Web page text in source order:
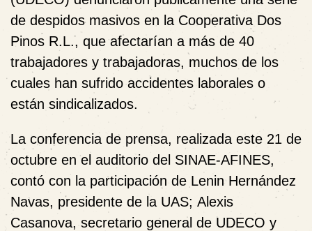
de despidos masivos en la Cooperativa Dos
Pinos R.L., que afectarían a más de 40
trabajadores y trabajadoras, muchos de los
cuales han sufrido accidentes laborales o
están sindicalizados.
La conferencia de prensa, realizada este 21 de
octubre en el auditorio del SINAE-AFINES,
contó con la participación de Lenin Hernández
Navas, presidente de la UAS; Alexis
Casanova, secretario general de UDECO y